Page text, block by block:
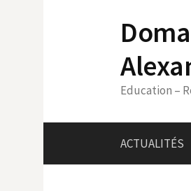
Education –
ACTUALITÉS